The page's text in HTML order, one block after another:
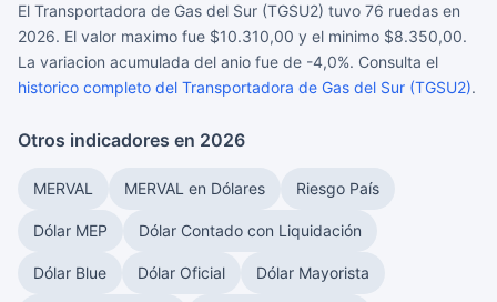
El Transportadora de Gas del Sur (TGSU2) tuvo 76 ruedas en
2026. El valor maximo fue $10.310,00 y el minimo $8.350,00.
La variacion acumulada del anio fue de -4,0%. Consulta el
historico completo del Transportadora de Gas del Sur (TGSU2).
Otros indicadores en 2026
MERVAL MERVAL en Dólares Riesgo País
Dólar MEP Dólar Contado con Liquidación
Dólar Blue Dólar Oficial Dólar Mayorista